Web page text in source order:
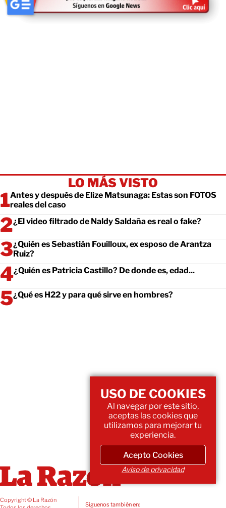
LO MÁS VISTO
Antes y después de Elize Matsunaga: Estas son FOTOS
reales del caso
¿El video filtrado de Naldy Saldaña es real o fake?
¿Quién es Sebastián Fouilloux, ex esposo de Arantza
Ruiz?
¿Quién es Patricia Castillo? De donde es, edad...
¿Qué es H22 y para qué sirve en hombres?
Copyright © La Razón
Siguenos también en:
USO DE COOKIES
Al navegar por este sitio,
aceptas las cookies que
utilizamos para mejorar tu
experiencia.
Acepto Cookies
Aviso de privacidad